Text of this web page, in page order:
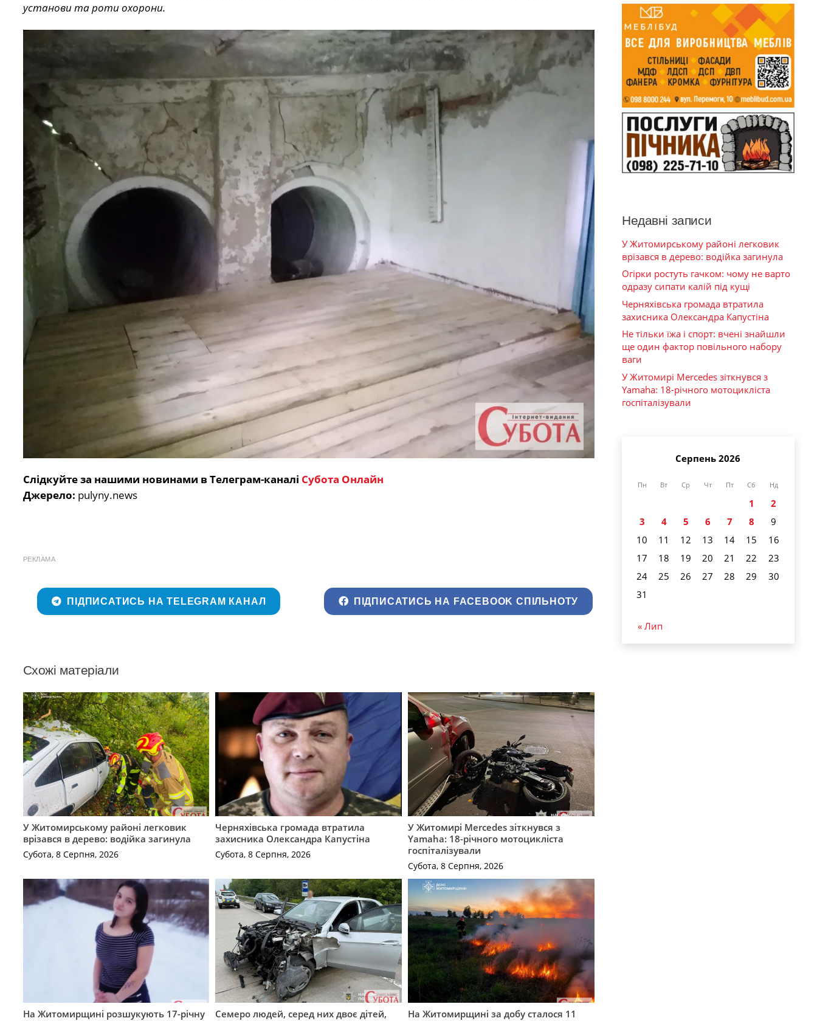
установи та роти охорони.
Слідкуйте за нашими новинами в Телеграм-каналі Субота Онлайн
Джерело: pulyny.news
РЕКЛАМА
ПІДПИСАТИСЬ НА TELEGRAM КАНАЛ ПІДПИСАТИСЬ НА FACEBOOK СПІЛЬНОТУ
Схожі матеріали
У Житомирському районі легковик
врізався в дерево: водійка загинула
Субота, 8 Серпня, 2026
Черняхівська громада втратила
захисника Олександра Капустіна
Субота, 8 Серпня, 2026
У Житомирі Mercedes зіткнувся з
Yamaha: 18-річного мотоцикліста
госпіталізували
Субота, 8 Серпня, 2026
На Житомирщині розшукують 17-річну
Семеро людей, серед них двоє дітей,
На Житомирщині за добу сталося 11
Недавні записи
У Житомирському районі легковик
врізався в дерево: водійка загинула
Огірки ростуть гачком: чому не варто
одразу сипати калій під кущі
Черняхівська громада втратила
захисника Олександра Капустіна
Не тільки їжа і спорт: вчені знайшли
ще один фактор повільного набору
ваги
У Житомирі Mercedes зіткнувся з
Yamaha: 18-річного мотоцикліста
госпіталізували
Серпень 2026
Пн Вт Ср Чт Пт Сб Нд
1
2
3
4 5 6 7 8
9
10
11 12 13 14 15
16
17
18 19 20 21 22
23
24
25 26 27 28 29
30
31
« Лип